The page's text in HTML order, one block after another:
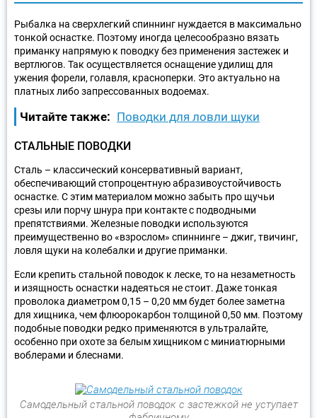
Рыбалка на сверхлегкий спиннинг нуждается в максимально
тонкой оснастке. Поэтому иногда целесообразно вязать
приманку напрямую к поводку без применения застежек и
вертлюгов. Так осуществляется оснащение удилищ для
ужения форели, голавля, красноперки. Это актуально на
платных либо запрессованных водоемах.
Читайте также: Поводки для ловли щуки
СТАЛЬНЫЕ ПОВОДКИ
Сталь – классический консервативный вариант,
обеспечивающий стопроцентную абразивоустойчивость
оснастке. С этим материалом можно забыть про щучьи
срезы или порчу шнура при контакте с подводными
препятствиями. Железные поводки используются
преимущественно во «взрослом» спиннинге – джиг, твичинг,
ловля щуки на колебалки и другие приманки.
Если крепить стальной поводок к леске, то на незаметность
и изящность оснастки надеяться не стоит. Даже тонкая
проволока диаметром 0,15 – 0,20 мм будет более заметна
для хищника, чем флюорокарбон толщиной 0,50 мм. Поэтому
подобные поводки редко применяются в ультралайте,
особенно при охоте за белым хищником с миниатюрными
воблерами и блеснами.
Самодельный стальной поводок с застежкой не уступает